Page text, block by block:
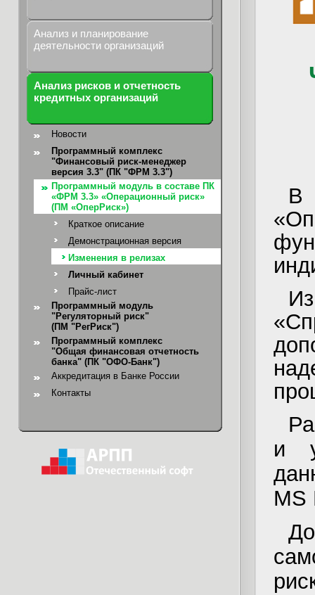
Анализ и планирование
деятельности организаций
Анализ рисков и отчетность
кредитных организаций
Новости
Программный комплекс
"Финансовый риск-менеджер
версия 3.3" (ПК "ФРМ 3.3")
Программный модуль в составе ПК
«ФРМ 3.3» «Операционный риск»
(ПМ «ОперРиск»)
Краткое описание
Демонстрационная версия
Изменения в релизах
Личный кабинет
Прайс-лист
Программный модуль
"Регуляторный риск"
(ПМ "РегРиск")
Программный комплекс
"Общая финансовая отчетность
банка" (ПК "ОФО-Банк")
Аккредитация в Банке России
Контакты
В
и
MS